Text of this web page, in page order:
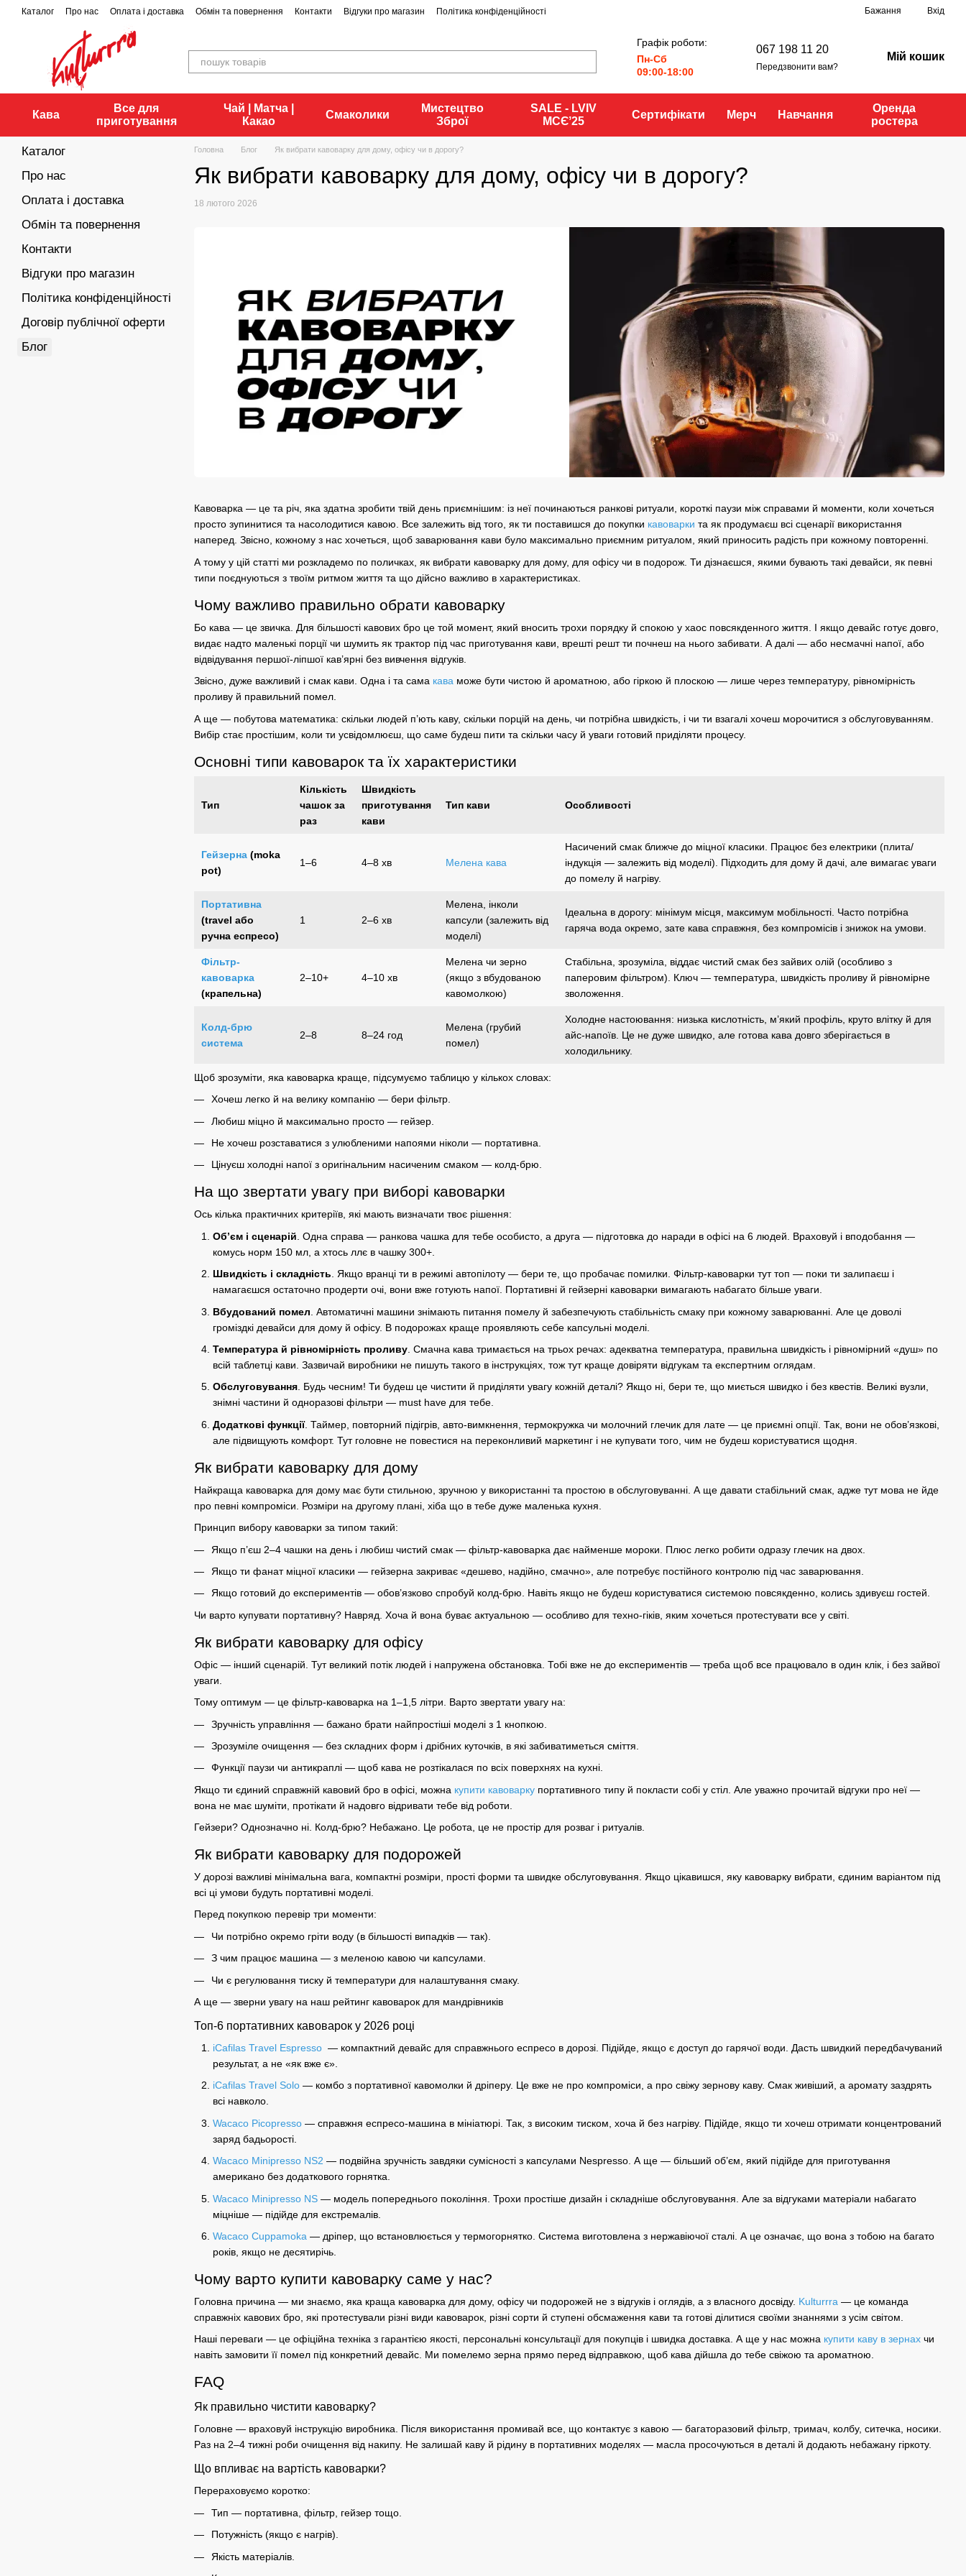
Перейти до основного контенту
Каталог Про нас Оплата і доставка Обмін та повернення Контакти Відгуки про магазин Політика конфіденційності Бажання Вхід
Графік роботи:
Пн-Сб
09:00-18:00
067 198 11 20
Передзвонити вам?
Мій кошик
Кава
Все для
приготування
Чай | Матча |
Какао
Смаколики
Мистецтво
Зброї
SALE - LVIV
MCЄʼ25
Сертифікати Мерч Навчання
Оренда
ростера
Головна Блог Як вибрати кавоварку для дому, офісу чи в дорогу?
Як вибрати кавоварку для дому, офісу чи в дорогу?
18 лютого 2026
Кавоварка — це та річ, яка здатна зробити твій день приємнішим: із неї починаються ранкові ритуали, короткі паузи між справами й моменти, коли хочеться
просто зупинитися та насолодитися кавою. Все залежить від того, як ти поставишся до покупки кавоварки та як продумаєш всі сценарії використання
наперед. Звісно, кожному з нас хочеться, щоб заварювання кави було максимально приємним ритуалом, який приносить радість при кожному повторенні.
А тому у цій статті ми розкладемо по поличках, як вибрати кавоварку для дому, для офісу чи в подорож. Ти дізнаєшся, якими бувають такі девайси, як певні
типи поєднуються з твоїм ритмом життя та що дійсно важливо в характеристиках.
Чому важливо правильно обрати кавоварку
Бо кава — це звичка. Для більшості кавових бро це той момент, який вносить трохи порядку й спокою у хаос повсякденного життя. І якщо девайс готує довго,
видає надто маленькі порції чи шумить як трактор під час приготування кави , врешті решт ти почнеш на нього забивати. А далі — або несмачні напої, або
відвідування першої-ліпшої кав’ярні без вивчення відгуків.
Звісно, дуже важливий і смак кави . Одна і та сама кава може бути чистою й ароматною, або гіркою й плоскою — лише через температуру, рівномірність
проливу й правильний помел.
А ще — побутова математика: скільки людей п’ють каву, скільки порцій на день, чи потрібна швидкість, і чи ти взагалі хочеш морочитися з обслуговуванням.
Вибір стає простішим, коли ти усвідомлюєш, що саме будеш пити та скільки часу й уваги готовий приділяти процесу.
Основні типи кавоварок та їх характеристики
Тип
Кількість
чашок за
раз
Швидкість
приготування
кави
Тип кави Особливості
Гейзерна (moka
pot)
1–6 4–8 хв Мелена кава
Насичений смак ближче до міцної класики. Працює без електрики (плита/
індукція — залежить від моделі). Підходить для дому й дачі, але вимагає уваги
до помелу й нагріву.
Портативна
(travel або
ручна еспресо)
1 2–6 хв
Мелена, інколи
капсули (залежить від
моделі)
Ідеальна в дорогу: мінімум місця, максимум мобільності. Часто потрібна
гаряча вода окремо, зате кава справжня, без компромісів і знижок на умови.
Фільтр-
кавоварка
(крапельна)
2–10+ 4–10 хв
Мелена чи зерно
(якщо з вбудованою
кавомолкою)
Стабільна, зрозуміла, віддає чистий смак без зайвих олій (особливо з
паперовим фільтром). Ключ — температура, швидкість проливу й рівномірне
зволоження.
Колд-брю
система
2–8 8–24 год
Мелена (грубий
помел)
Холодне настоювання: низька кислотність, м’який профіль, круто влітку й для
айс-напоїв . Це не дуже швидко, але готова кава довго зберігається в
холодильнику.
Щоб зрозуміти, яка кавоварка краще , підсумуємо таблицю у кількох словах:
Хочеш легко й на велику компанію — бери фільтр.
Любиш міцно й максимально просто — гейзер.
Не хочеш розставатися з улюбленими напоями ніколи — портативна.
Цінуєш холодні напої з оригінальним насиченим смаком — колд-брю.
На що звертати увагу при виборі кавоварки
Ось кілька практичних критеріїв, які мають визначати твоє рішення:
Об’єм і сценарій . Одна справа — ранкова чашка для тебе особисто, а друга — підготовка до наради в офісі на 6 людей. Враховуй і вподобання —
комусь норм 150 мл, а хтось ллє в чашку 300+.
Швидкість і складність. Якщо вранці ти в режимі автопілоту — бери те, що пробачає помилки. Фільтр-кавоварки тут топ — поки ти залипаєш і
намагаєшся остаточно продерти очі, вони вже готують напої. Портативні й гейзерні кавоварки вимагають набагато більше уваги.
Вбудований помел Автоматичні машини знімають питання помелу й забезпечують стабільність смаку при кожному заварюванні . Але це доволі
громіздкі девайси для дому й офісу. В подорожах краще проявляють себе капсульні моделі
Температура й рівномірність проливу . Смачна кава тримається на трьох речах: адекватна температура, правильна швидкість і рівномірний «душ» по
всій таблетці кави. Зазвичай виробники не пишуть такого в інструкціях, тож тут краще довіряти відгукам та експертним оглядам.
Обслуговування. Будь чесним! Ти будеш це чистити й приділяти увагу кожній деталі? Якщо ні, бери те, що миється швидко і без квестів. Великі вузли,
знімні частини й одноразові фільтри — must have для тебе.
Додаткові функції. Таймер, повторний підігрів, авто-вимкнення, термокружка чи молочний глечик для лате — це приємні опції. Так, вони не обов’язкові,
але підвищують комфорт. Тут головне не повестися на переконливий маркетинг і не купувати того, чим не будеш користуватися щодня.
Як вибрати кавоварку для дому
Найкраща кавоварка для дому має бути стильною, зручною у використанні та простою в обслуговуванні. А ще давати стабільний смак, адже тут мова не йде
про певні компроміси. Розміри на другому плані, хіба що в тебе дуже маленька кухня.
Принцип вибору кавоварки за типом такий:
Якщо п’єш 2–4 чашки на день і любиш чистий смак — фільтр-кавоварка дає найменше мороки. Плюс легко робити одразу глечик на двох.
Якщо ти фанат міцної класики — гейзерна закриває «дешево, надійно, смачно», але потребує постійного контролю під час заварювання.
Якщо готовий до експериментів — обов’язково спробуй колд-брю. Навіть якщо не будеш користуватися системою повсякденно, колись здивуєш гостей.
Чи варто купувати портативну? Навряд. Хоча й вона буває актуальною — особливо для техно-гіків, яким хочеться протестувати все у світі.
Як вибрати кавоварку для офісу
Офіс — інший сценарій. Тут великий потік людей і напружена обстановка. Тобі вже не до експериментів — треба щоб все працювало в один клік, і без зайвої
уваги.
Тому оптимум — це фільтр-кавоварка на 1–1,5 літри. Варто звертати увагу на:
Зручність управління — бажано брати найпростіші моделі з 1 кнопкою.
Зрозуміле очищення — без складних форм і дрібних куточків, в які забиватиметься сміття.
Функції паузи чи антикраплі — щоб кава не розтікалася по всіх поверхнях на кухні.
Якщо ти єдиний справжній кавовий бро в офісі, можна купити кавоварку портативного типу й покласти собі у стіл. Але уважно прочитай відгуки про неї —
вона не має шуміти, протікати й надовго відривати тебе від роботи.
Гейзери? Однозначно ні. Колд-брю? Небажано. Це робота, це не простір для розваг і ритуалів.
Як вибрати кавоварку для подорожей
У дорозі важливі мінімальна вага, компактні розміри, прості форми та швидке обслуговування. Якщо цікавишся, яку кавоварку вибрати , єдиним варіантом під
всі ці умови будуть портативні моделі.
Перед покупкою перевір три моменти:
Чи потрібно окремо гріти воду (в більшості випадків — так).
З чим працює машина — з меленою кавою чи капсулами.
Чи є регулювання тиску й температури для налаштування смаку.
А ще — зверни увагу на наш рейтинг кавоварок для мандрівників
Топ-6 портативних кавоварок у 2026 році
iCafilas Travel Espresso — компактний девайс для справжнього еспресо в дорозі. Підійде, якщо є доступ до гарячої води. Дасть швидкий передбачуваний
результат, а не «як вже є».
iCafilas Travel Solo — комбо з портативної кавомолки й дріперу. Це вже не про компроміси, а про свіжу зернову каву. Смак живіший, а аромату заздрять
всі навколо.
Wacaco Picopresso — справжня еспресо-машина в мініатюрі. Так, з високим тиском, хоча й без нагріву. Підійде, якщо ти хочеш отримати концентрований
заряд бадьорості.
Wacaco Minipresso NS2 — подвійна зручність завдяки сумісності з капсулами Nespresso. А ще — більший об’єм, який підійде для приготування
американо без додаткового горнятка.
Wacaco Minipresso NS — модель попереднього покоління. Трохи простіше дизайн і складніше обслуговування. Але за відгуками матеріали набагато
міцніше — підійде для екстремалів.
Wacaco Cuppamoka — дріпер, що встановлюється у термогорнятко. Система виготовлена з нержавіючої сталі. А це означає, що вона з тобою на багато
років, якщо не десятирічь.
Чому варто купити кавоварку саме у нас?
Головна причина — ми знаємо, яка краща кавоварка для дому, офісу чи подорожей не з відгуків і оглядів, а з власного досвіду. Kulturrra — це команда
справжніх кавових бро, які протестували різні види кавоварок , різні сорти й ступені обсмаження кави та готові ділитися своїми знаннями з усім світом.
Наші переваги — це офіційна техніка з гарантією якості, персональні консультації для покупців і швидка доставка. А ще у нас можна купити каву в зернах чи
навіть замовити її помел під конкретний девайс. Ми помелемо зерна прямо перед відправкою, щоб кава дійшла до тебе свіжою та ароматною.
FAQ
Як правильно чистити кавоварку?
Головне — враховуй інструкцію виробника. Після використання промивай все, що контактує з кавою — багаторазовий фільтр, тримач, колбу, ситечка, носики.
Раз на 2–4 тижні роби очищення від накипу. Не залишай каву й рідину в портативних моделях — масла просочуються в деталі й додають небажану гіркоту.
Що впливає на вартість кавоварки?
Перераховуємо коротко:
Тип — портативна, фільтр, гейзер тощо.
Потужність (якщо є нагрів).
Якість матеріалів.
Каталог
Про нас
Оплата і доставка
Обмін та повернення
Контакти
Відгуки про магазин
Політика конфіденційності
Договір публічної оферти
Блог